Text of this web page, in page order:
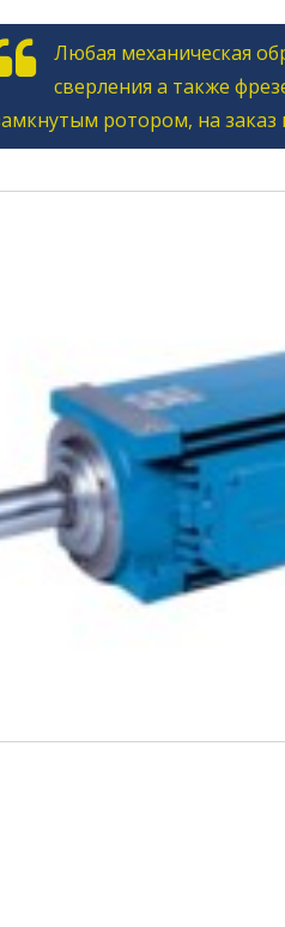
Любая механическая
сверления а также
ротором, на